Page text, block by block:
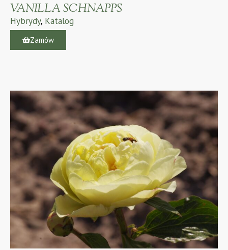
VANILLA SCHNAPPS
Hybrydy, Katalog
Zamów